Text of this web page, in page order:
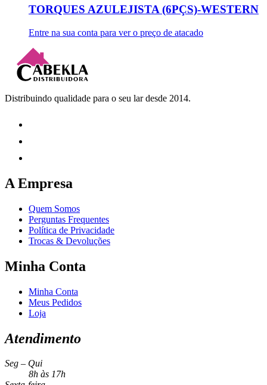
TORQUES AZULEJISTA (6PÇS)-WESTERN
Entre na sua conta para ver o preço de atacado
Distribuindo qualidade para o seu lar desde 2014.
A Empresa
Quem Somos
Perguntas Frequentes
Política de Privacidade
Trocas & Devoluções
Minha Conta
Minha Conta
Meus Pedidos
Loja
Atendimento
Seg – Qui
8h às 17h